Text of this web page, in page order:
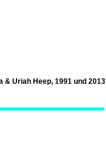
& Uriah Heep, 1991 und 2013